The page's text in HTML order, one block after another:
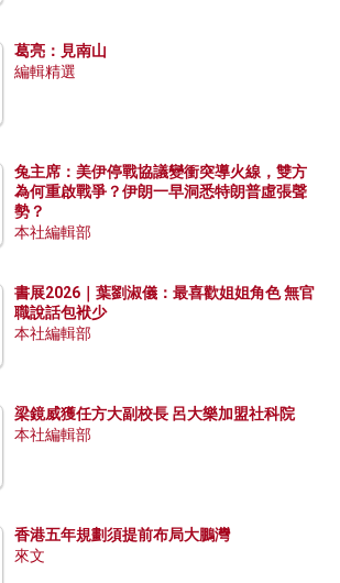
葛亮：見南山
編輯精選
兔主席：美伊停戰協議變衝突導火線，雙方
為何重啟戰爭？伊朗一早洞悉特朗普虛張聲
勢？
本社編輯部
書展2026｜葉劉淑儀：最喜歡姐姐角色 無官
職說話包袱少
本社編輯部
梁鏡威獲任方大副校長 呂大樂加盟社科院
本社編輯部
香港五年規劃須提前布局大鵬灣
來文